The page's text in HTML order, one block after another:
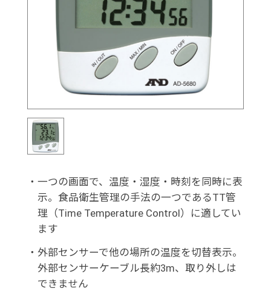
・ 一つの画面で、温度・湿度・時刻を同時に表
示。食品衛生管理の手法の一つであるTT管
理（Time Temperature Control）に適してい
ます
・ 外部センサーで他の場所の温度を切替表示。
外部センサーケーブル長約3m、取り外しは
できません